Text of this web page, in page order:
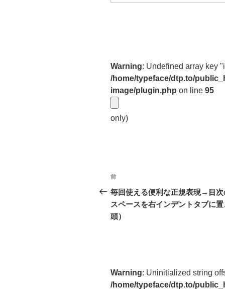
Warning: Undefined array key
/home/typeface/dtp.to/
image/plugin.php on line 95
only)
投
稿
ナ
シ
前
の
投
稿
前
毎回使える便利な正規表現→目次
スペースを右インデントタブに
頭）
Warning: Uninitialized string
/home/typeface/dtp.to/